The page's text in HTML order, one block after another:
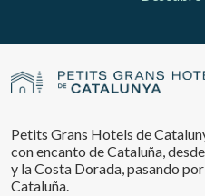
Petits Grans Hotels de
con encanto de Cataluña,
y la Costa Dorada, pasando
Cataluña.